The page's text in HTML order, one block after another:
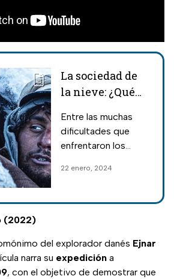
La sociedad de
la nieve: ¿Qué
negra, causas y
síntomas?
Entre las muchas
dificultades que
enfrentaron los
película "La
nieve", un síntoma
orina negra
22 enero, 2024
(2022)
del explorador danés Ejnar
narra su expedición a
, con el objetivo de demostrar que